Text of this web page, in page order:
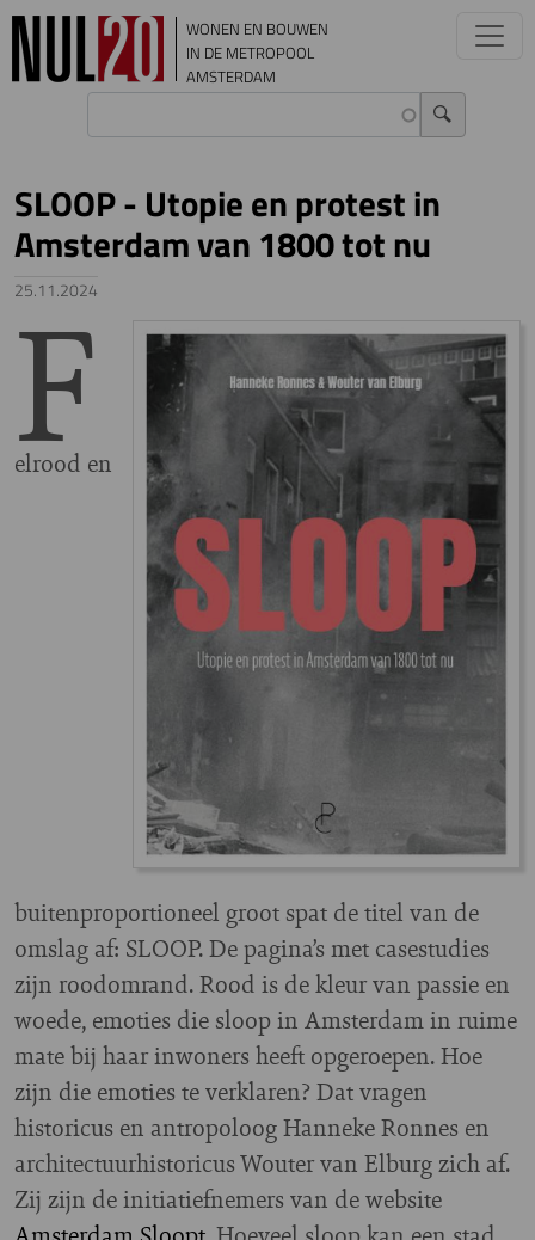
Overslaan en naar de inhoud gaan
WONEN EN BOUWEN
IN DE METROPOOL
AMSTERDAM
SLOOP - Utopie en protest in
Amsterdam van 1800 tot nu
25.11.2024
F
elrood en
buitenproportioneel groot spat de titel van de
omslag af: SLOOP. De pagina’s met casestudies
zijn roodomrand. Rood is de kleur van passie en
woede, emoties die sloop in Amsterdam in ruime
mate bij haar inwoners heeft opgeroepen. Hoe
zijn die emoties te verklaren? Dat vragen
historicus en antropoloog Hanneke Ronnes en
architectuurhistoricus Wouter van Elburg zich af.
Zij zijn de initiatiefnemers van de website